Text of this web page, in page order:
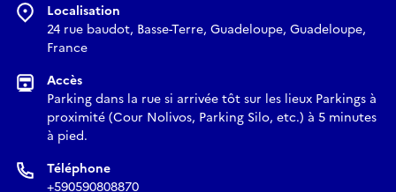
Localisation
24 rue baudot, Basse-Terre, Guadeloupe, Guadeloupe,
France
Accès
Parking dans la rue si arrivée tôt sur les lieux Parkings à
proximité (Cour Nolivos, Parking Silo, etc.) à 5 minutes
à pied.
Téléphone
+590590808870